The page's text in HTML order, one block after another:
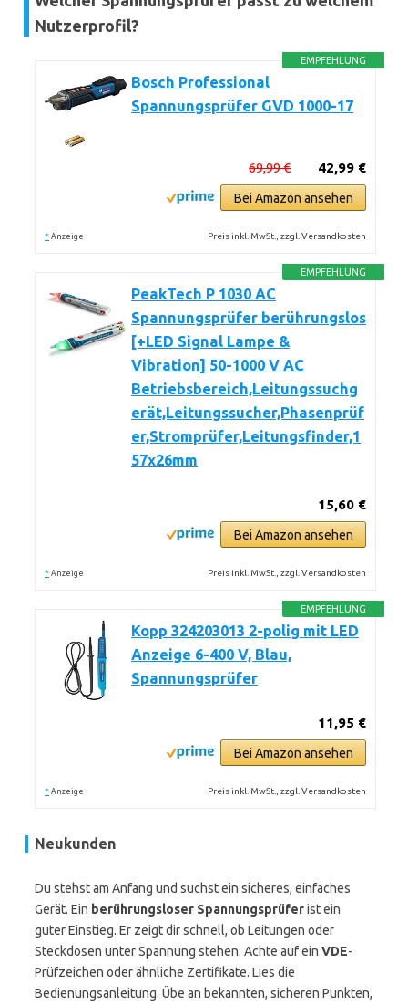
Nutzerprofil?
EMPFEHLUNG
Bosch Professional
Spannungsprüfer GVD 1000-17
42,99 €
69,99 €
Bei Amazon ansehen
* Anzeige Preis inkl. MwSt., zzgl. Versandkosten
EMPFEHLUNG
PeakTech P 1030 AC
Spannungsprüfer berührungslos
[+LED Signal Lampe &
Vibration] 50-1000 V AC
Betriebsbereich,Leitungssuchg
erät,Leitungssucher,Phasenprüf
er,Stromprüfer,Leitungsfinder,1
57x26mm
15,60 €
Bei Amazon ansehen
* Anzeige Preis inkl. MwSt., zzgl. Versandkosten
EMPFEHLUNG
Kopp 324203013 2-polig mit LED
Anzeige 6-400 V, Blau,
Spannungsprüfer
11,95 €
Bei Amazon ansehen
* Anzeige Preis inkl. MwSt., zzgl. Versandkosten
Neukunden
Du stehst am Anfang und suchst ein sicheres, einfaches
Gerät. Ein berührungsloser Spannungsprüferist ein
guter Einstieg. Er zeigt dir schnell, ob Leitungen oder
Steckdosen unter Spannung stehen. Achte auf ein VDE-
Prüfzeichen oder ähnliche Zertifikate. Lies die
Bedienungsanleitung. Übe an bekannten, sicheren Punkten,